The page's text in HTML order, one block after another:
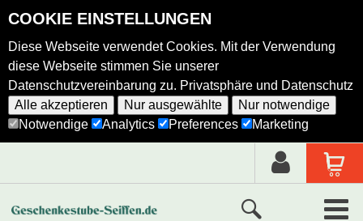
COOKIE EINSTELLUNGEN
Diese Webseite verwendet Cookies. Mit der Verwendung
diese Webseite stimmen Sie unserer
Datenschutzvereinbarung zu. Privatsphäre und Datenschutz
Alle akzeptieren
Nur ausgewählte
Nur notwendige
Notwendige
Analytics Preferences Marketing